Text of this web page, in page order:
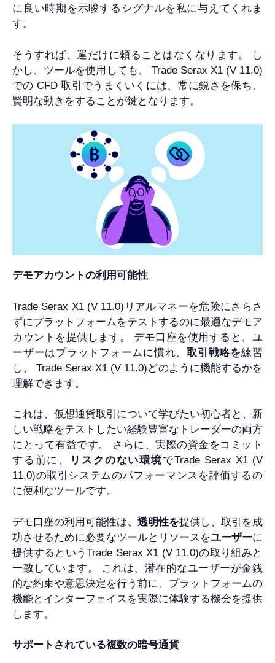
に良い時期を示唆するシグナルを私に与えてくれま
す。
そうすれば、運だけに頼ることはなくなります。 し
かし、ツールを使用しても、 Trade Serax X1 (V 11.0)
での CFD 取引でうまくいくには、常に鋭さを保ち、
賢明な動きをすることが鍵となります。
デモアカウントの利用可能性
Trade Serax X1 (V 11.0)リアルマネーを危険にさらさ
ずにプラットフォームをテストするのに最適なデモア
カウントを提供します。 デモ口座を使用すると、ユ
ーザーはプラットフォームに慣れ、 取引戦略を練習
し、 Trade Serax X1 (V 11.0)どのように機能するかを
理解できます。
これは、仮想通貨取引について学びたい初心者と、新
しい戦略をテストしたい経験豊富なトレーダーの両方
にとって有益です。 さらに、実際の資金をコミット
する前に、
リスクのない環境でTrade Serax X1 (V
11.0)の取引システムのパフォーマンスを評価するの
に便利なツールです。
デモ口座の利用可能性は、透明性を提供し、取引を成
功させるために必要なツールとリソースをユーザーに
提供するというTrade Serax X1 (V 11.0)の取り組みと
一致しています。 これは、潜在的なユーザーが金銭
的な約束や意思決定を行う前に、プラットフォームの
機能とインターフェイスを実際に体験する機会を提供
します。
サポートされている複数の暗号通貨